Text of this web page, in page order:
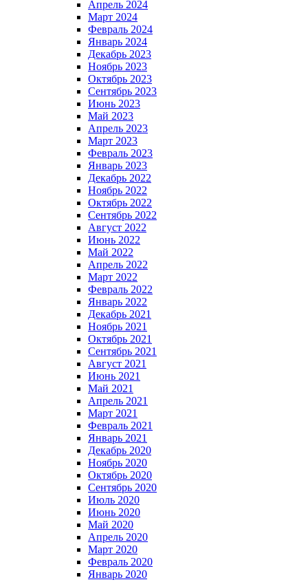
Апрель 2024
Март 2024
Февраль 2024
Январь 2024
Декабрь 2023
Ноябрь 2023
Октябрь 2023
Сентябрь 2023
Июнь 2023
Май 2023
Апрель 2023
Март 2023
Февраль 2023
Январь 2023
Декабрь 2022
Ноябрь 2022
Октябрь 2022
Сентябрь 2022
Август 2022
Июнь 2022
Май 2022
Апрель 2022
Март 2022
Февраль 2022
Январь 2022
Декабрь 2021
Ноябрь 2021
Октябрь 2021
Сентябрь 2021
Август 2021
Июнь 2021
Май 2021
Апрель 2021
Март 2021
Февраль 2021
Январь 2021
Декабрь 2020
Ноябрь 2020
Октябрь 2020
Сентябрь 2020
Июль 2020
Июнь 2020
Май 2020
Апрель 2020
Март 2020
Февраль 2020
Январь 2020